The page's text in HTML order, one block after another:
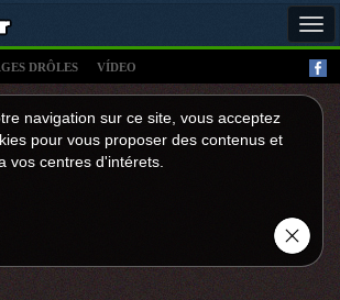
DRÔLES VÍDEO
navigation sur ce site, vous acceptez
pour vous proposer des contenus et
vos centres d'intérets.